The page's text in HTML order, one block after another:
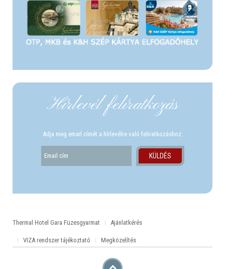
Hírlevél felíratkozás
Adja meg email címét a hírlevélre való feliratkozáshoz.
Thermal Hotel Gara Füzesgyarmat Ajánlatkérés
VIZA rendszer tájékoztató Megközelítés